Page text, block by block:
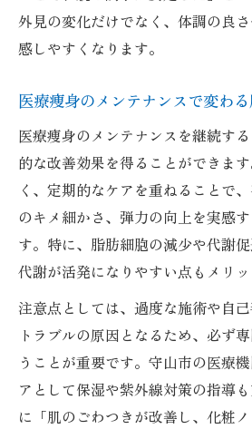
外見の変化だけでなく、体調の良
感しやすくなります。
医療痩身のメンテナンスで変わ
医療痩身のメンテナンスを継続す
的な改善効果を得ることができま
く、定期的なケアを重ねることで
のキメ細かさ、弾力の向上を実感
す。特に、脂肪細胞の減少や代謝
代謝が活発になりやすい点もメリッ
注意点としては、過度な施術や自
トラブルの原因となるため、必ず
うことが重要です。守山市の医療
アとして保湿や紫外線対策の指導
に「肌のごわつきが改善し、化粧